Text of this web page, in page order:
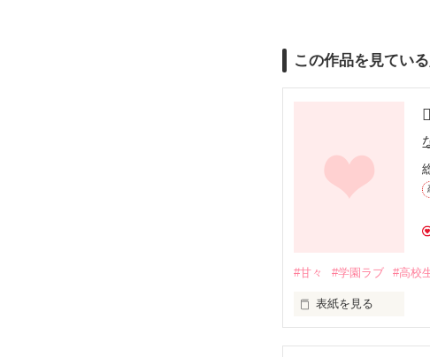
この作品を見てい
#甘々 #学園ラブ #高校
表紙を見る